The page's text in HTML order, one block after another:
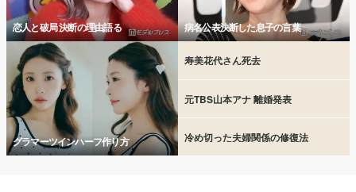
恋人と破局 決断の理由語る 病名公表決断した息子の言葉
グラマーツインハーフ作り方
寿美花代さん死去
元TBS山本アナ 離婚発表
冷め切った夫婦関係の修復法